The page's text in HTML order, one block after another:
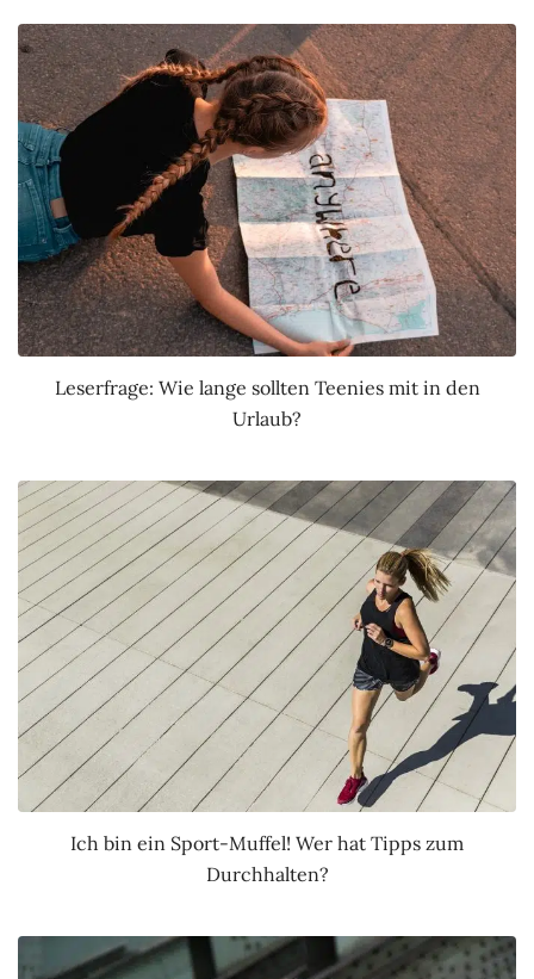
Leserfrage: Wie lange sollten Teenies mit in den
Urlaub?
Ich bin ein Sport-Muffel! Wer hat Tipps zum
Durchhalten?